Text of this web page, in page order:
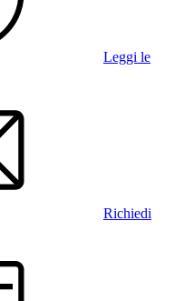
Leggi le
Richiedi